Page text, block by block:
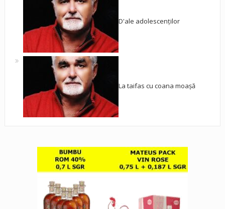
D'ale adolescenților
La taifas cu coana moașă